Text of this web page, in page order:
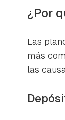
¿Por
Las
más
las